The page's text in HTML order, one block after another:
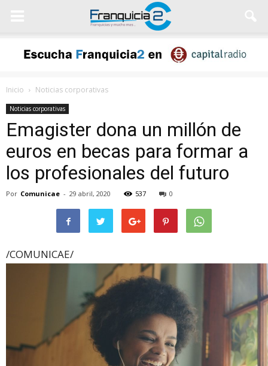
Inicio Noticias corporativas
Noticias corporativas
Emagister dona un millón de
euros en becas para formar a
los profesionales del futuro
Por Comunicae - 29 abril, 2020 537 0
/COMUNICAE/